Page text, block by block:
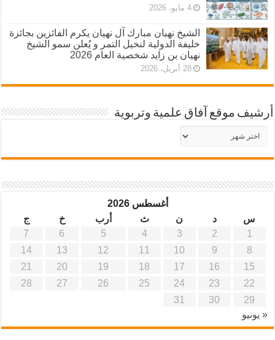
4 مايو، 2026
الشيخ نهيان مبارك آل نهيان يكرم الفائزين بجائزة
خليفة الدولية لنخيل التمر و يُعلن سمو الشيخ
نهيان بن زايد شخصية العام 2026
28 أبريل، 2026
أرشيف موقع آفاق علمية وتربوية
أرشيف
موقع
أغسطس 2026
س
د ن ث أرب خ
ج
1
2
3
4
5
6
7
8
9
10
11
12
13
14
15
16
17
18
19
20
21
22
23
24
25
26
27
28
29
30
31
« يونيو